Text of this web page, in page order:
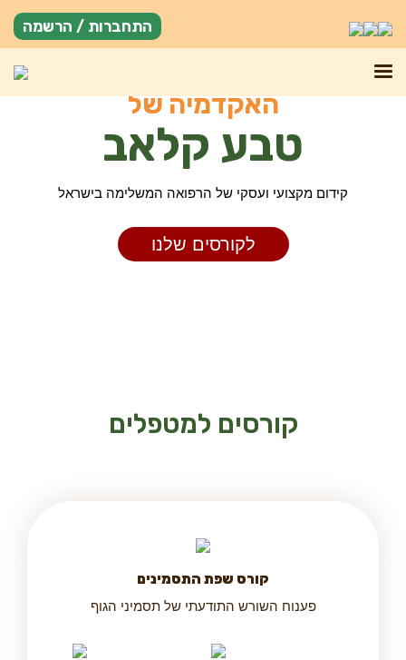
התחברות / הרשמה
האקדמיה של
טבע קלאב
קידום מקצועי ועסקי של הרפואה המשלימה בישראל
לקורסים שלנו
קורסים למטפלים
קורס שפת התסמינים​
פענוח השורש התודעתי של תסמיני הגוף